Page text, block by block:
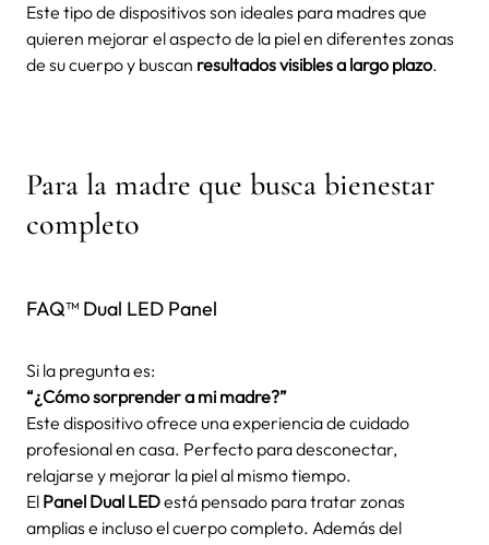
Este tipo de dispositivos son ideales para madres que
quieren mejorar el aspecto de la piel en diferentes zonas
de su cuerpo y buscan resultados visibles a largo plazo.
Para la madre que busca bienestar
completo
FAQ™ Dual LED Panel
Si la pregunta es:
“¿Cómo sorprender a mi madre?”
Este dispositivo ofrece una experiencia de cuidado
profesional en casa. Perfecto para desconectar,
relajarse y mejorar la piel al mismo tiempo.
El Panel Dual LEDestá pensado para tratar zonas
amplias e incluso el cuerpo completo. Además del